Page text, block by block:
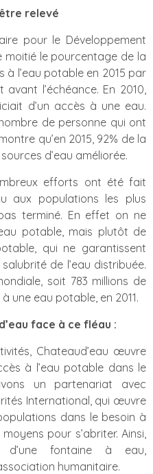
relevé
pour le Développement
moitié le pourcentage de la
à l’eau potable en 2015 par
l’échéance. En 2010,
d’un accès à une eau.
de personne qui ont
qu’en 2015, 92% de la
d’eau améliorée.
efforts ont été fait
aux populations les plus
terminé. En effet on ne
potable, mais plutôt de
qui ne garantissent
de l’eau distribuée.
soit 783 millions de
une eau potable, en 2011.
face à ce fléau :
Chateaud’eau œuvre
à l’eau potable dans le
un partenariat avec
International, qui œuvre
dans le besoin à
pour s’abriter. Ainsi,
d’une fontaine à eau,
humanitaire.